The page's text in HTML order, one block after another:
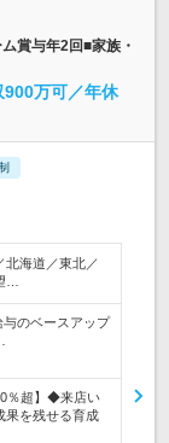
賞与年2回■家族・
900万可／年休
北海道／東北／
…
のベースアップ
％超】◆来店い
果を残せる育成